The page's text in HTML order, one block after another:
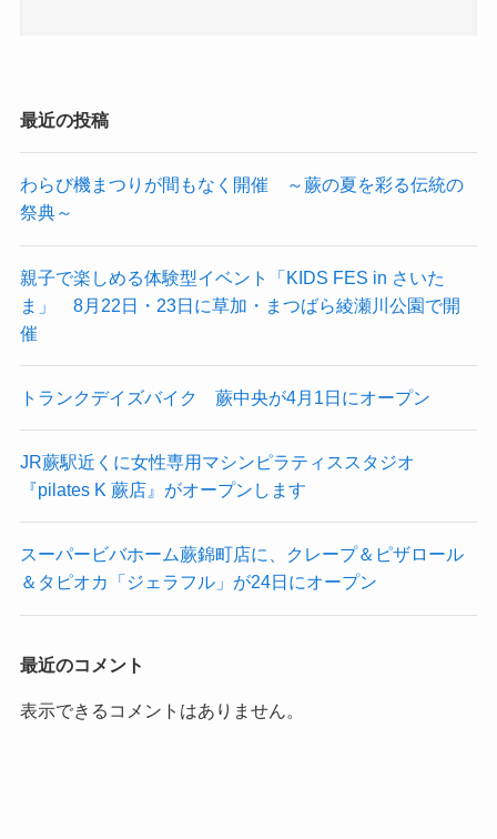
最近の投稿
わらび機まつりが間もなく開催 ～蕨の夏を彩る伝統の
祭典～
親子で楽しめる体験型イベント「KIDS FES in さいた
ま」 8月22日・23日に草加・まつばら綾瀬川公園で開
催
トランクデイズバイク 蕨中央が4月1日にオープン
JR蕨駅近くに女性専用マシンピラティススタジオ
『pilates K 蕨店』がオープンします
スーパービバホーム蕨錦町店に、クレープ＆ピザロール
＆タピオカ「ジェラフル」が24日にオープン
最近のコメント
表示できるコメントはありません。